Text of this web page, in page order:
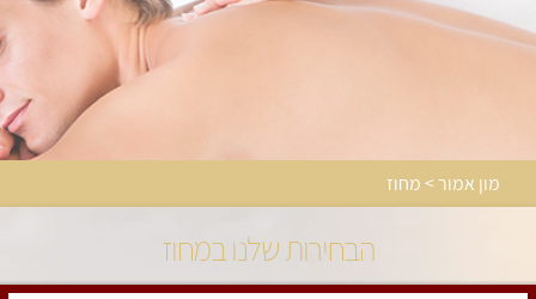
מון אמור > מחוז
הבחירות שלנו במחוז